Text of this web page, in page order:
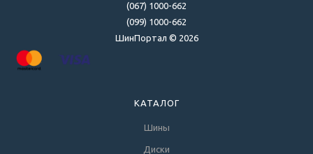
(067) 1000-662
(099) 1000-662
ШинПортал © 2026
КАТАЛОГ
Шины
Диски